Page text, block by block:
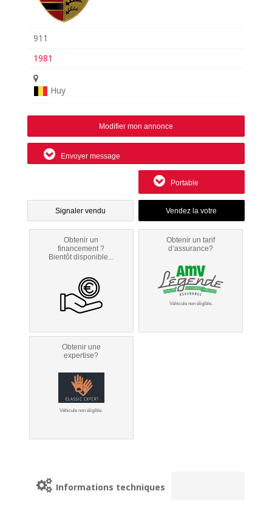
911
1981
Huy
Modifier mon annonce
Envoyer message
Portable
Signaler vendu
Obtenir un
financement ?
Bientôt disponible...
Obtenir un tarif
d’assurance?
Véhicule non éligible.
Obtenir une
expertise?
Véhicule non éligible.
Informations techniques